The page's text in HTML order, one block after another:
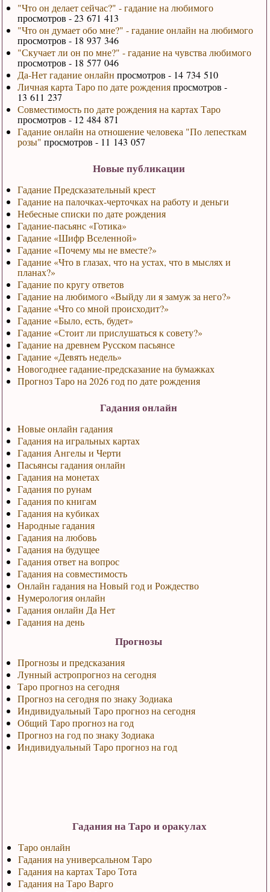
"Что он делает сейчас?" - гадание на любимого
просмотров - 23 671 413
"Что он думает обо мне?" - гадание онлайн на любимого
просмотров - 18 937 346
"Скучает ли он по мне?" - гадание на чувства любимого
просмотров - 18 577 046
Да-Нет гадание онлайн просмотров - 14 734 510
Личная карта Таро по дате рожденияпросмотров -
13 611 237
Совместимость по дате рождения на картах Таро
просмотров - 12 484 871
Гадание онлайн на отношение человека "По лепесткам
розы" просмотров - 11 143 057
Новые публикации
Гадание Предсказательный крест
Гадание на палочках-черточках на работу и деньги
Небесные списки по дате рождения
Гадание-пасьянс «Готика»
Гадание «Шифр Вселенной»
Гадание «Почему мы не вместе?»
Гадание «Что в глазах, что на устах, что в мыслях и
планах?»
Гадание по кругу ответов
Гадание на любимого «Выйду ли я замуж за него?»
Гадание «Что со мной происходит?»
Гадание «Было, есть, будет»
Гадание «Стоит ли прислушаться к совету?»
Гадание на древнем Русском пасьянсе
Гадание «Девять недель»
Новогоднее гадание-предсказание на бумажках
Прогноз Таро на 2026 год по дате рождения
Гадания онлайн
Новые онлайн гадания
Гадания на игральных картах
Гадания Ангелы и Черти
Пасьянсы гадания онлайн
Гадания на монетах
Гадания по рунам
Гадания по книгам
Гадания на кубиках
Народные гадания
Гадания на любовь
Гадания на будущее
Гадания ответ на вопрос
Гадания на совместимость
Онлайн гадания на Новый год и Рождество
Нумерология онлайн
Гадания онлайн Да Нет
Гадания на день
Прогнозы
Прогнозы и предсказания
Лунный астропрогноз на сегодня
Таро прогноз на сегодня
Прогноз на сегодня по знаку Зодиака
Индивидуальный Таро прогноз на сегодня
Общий Таро прогноз на год
Прогноз на год по знаку Зодиака
Индивидуальный Таро прогноз на год
Гадания на Таро и оракулах
Таро онлайн
Гадания на универсальном Таро
Гадания на картах Таро Тота
Гадания на Таро Варго